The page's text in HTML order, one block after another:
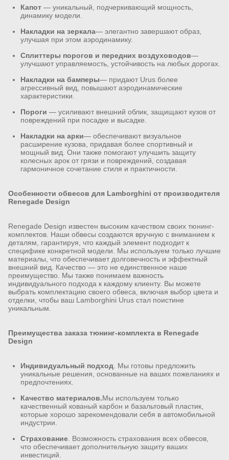
Капот — уникальный, подчеркивающий мощность,
динамику модели.
Накладки на зеркала— элегантно завершают образ,
улучшая при этом аэродинамику.
Сплиттеры порогов и передних воздуховодов—
улучшают управляемость, устойчивость на любых дорогах.
Накладки на бамперы— придают Urus более
агрессивный вид, повышают аэродинамические
характеристики.
Пороги — усиливают внешний облик, защищают кузов от
повреждений при посадке и высадке.
Накладки на арки— обеспечивают визуальное
расширение кузова, придавая более спортивный и
мощный вид. Они также помогают улучшить защиту
колесных арок от грязи и повреждений, создавая
гармоничное сочетание стиля и практичности.
Особенности обвесов для Lamborghini от производителя
Renegade Design
Renegade Design известен высоким качеством своих тюнинг-
комплектов. Наши обвесы создаются вручную с вниманием к
деталям, гарантируя, что каждый элемент подходит к
специфике конкретной модели. Мы используем только лучшие
материалы, что обеспечивает долговечность и эффектный
внешний вид. Качество — это не единственное наше
преимущество. Мы также понимаем важность
индивидуального подхода к каждому клиенту. Вы можете
выбрать комплектацию своего обвеса, включая выбор цвета и
отделки, чтобы ваш Lamborghini Urus стал поистине
уникальным.
Преимущества заказа тюнинг-комплекта в Renegade
Design
Индивидуальный подход. Мы готовы предложить
уникальные решения, основанные на ваших пожеланиях и
предпочтениях.
Качество материалов.Мы используем только
качественный кованый карбон и базальтовый пластик,
которые хорошо зарекомендовали себя в автомобильной
индустрии.
Страхование. Возможность страхования всех обвесов,
что обеспечивает дополнительную защиту ваших
инвестиций.